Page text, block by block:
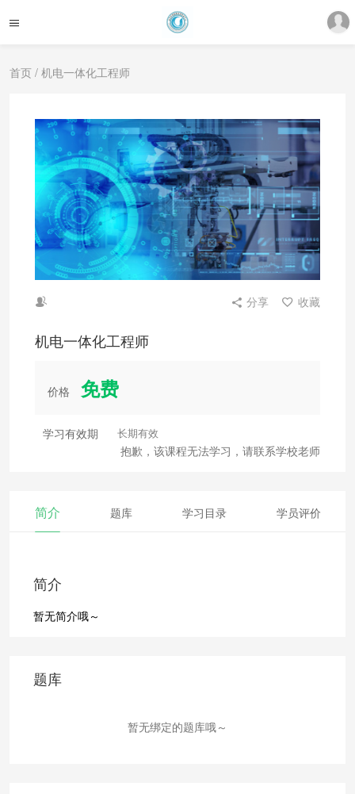
首页 / 机电一体化工程师
分享 收藏
机电一体化工程师
价格 免费
学习有效期 长期有效
抱歉，该课程无法学习，请联系学校老师
简介 题库 学习目录 学员评价
简介
暂无简介哦～
题库
暂无绑定的题库哦～